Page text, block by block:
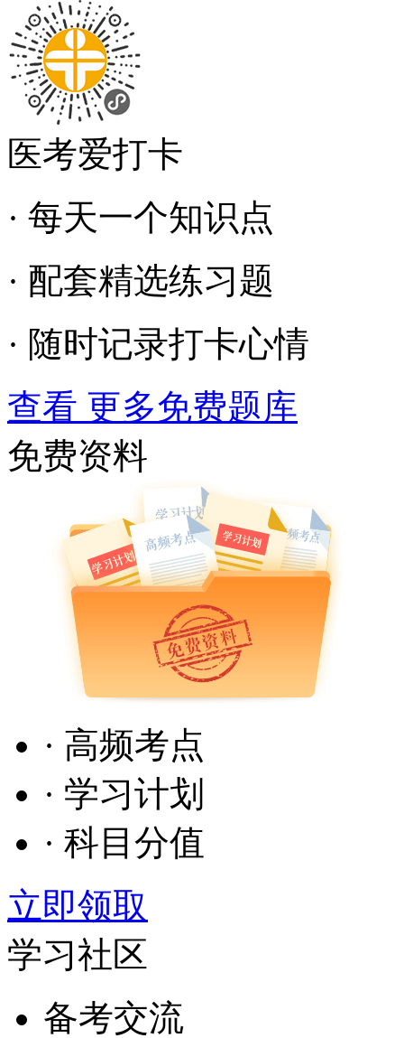
医考爱打卡
· 每天一个知识点
· 配套精选练习题
· 随时记录打卡心情
查看 更多免费题库
免费资料
· 高频考点
· 学习计划
· 科目分值
立即领取
学习社区
备考交流